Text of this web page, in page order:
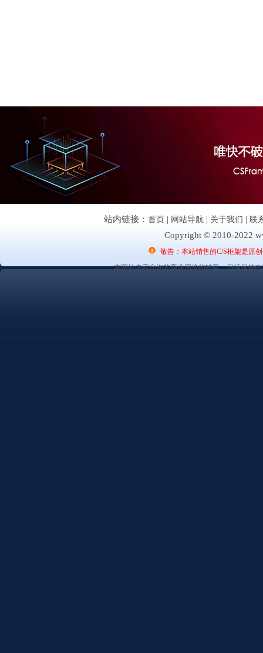
站内链接： 首页 | 网站导航 | 关于我们 | 联
Copyright © 2010-2022
敬告：本站销售的C/S框架是原
本网站内容允许非商业用途的转载，但须保持